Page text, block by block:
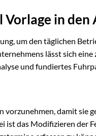
in den
um den täglichen
lässt sich
und fundiertes
vorzunehmen, damit sie
ist das Modifizieren der